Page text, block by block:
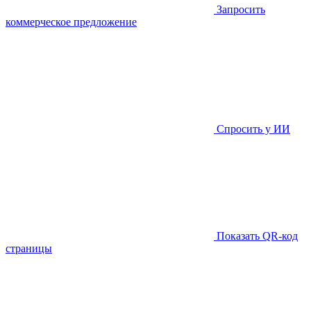
Запросить
коммерческое предложение
Спросить у ИИ
Показать QR-код
страницы